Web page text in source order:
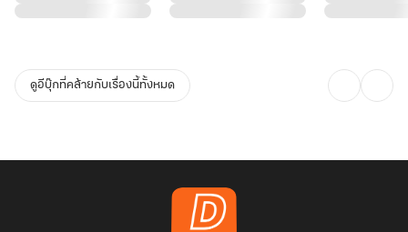
ดูอีบุ๊กที่คล้ายกับเรื่องนี้ทั้งหมด